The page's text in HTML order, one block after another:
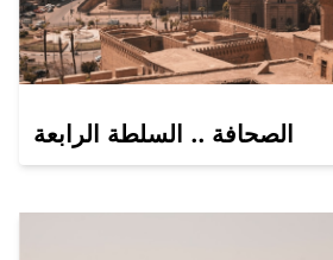
الصحافة .. السلطة الرابعة